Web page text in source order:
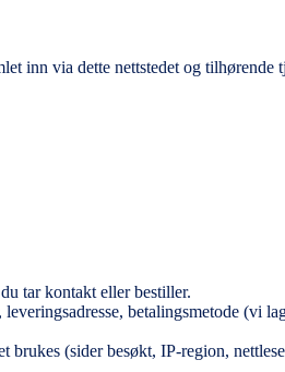
inn via dette nettstedet og tilhørende
tar kontakt eller bestiller.
leveringsadresse, betalingsmetode (vi
brukes (sider besøkt, IP-region,